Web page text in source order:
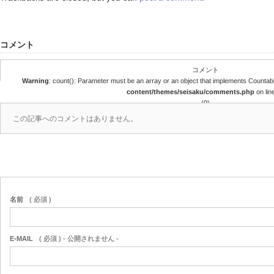
コメント
コメント
Warning: count(): Parameter must be an array or an object that implements
content/themes/seisaku/comments.php on
(0)
この記事へのコメントはありません。
名前 ( 必須 )
E-MAIL ( 必須 ) - 公開されません -